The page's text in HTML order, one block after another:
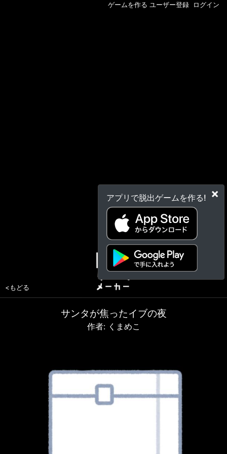
×
アプリで脱出ゲームを作る!
ゲームを作る ユーザー登録 ログイン
<もどる
サンタが焦ったイブの夜
作者: くまめこ